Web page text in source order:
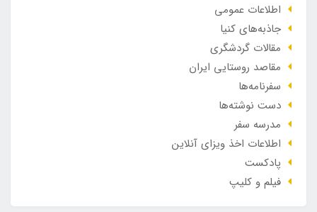
اطلاعات عمومی
جاذبه‌های کنیا
مقالات گردشگری
مقاصد روستایی ایران
سفرنامه‌ها
دست نوشته‌ها
مدرسه سفر
اطلاعات اخذ ویزای آنلاین
پادکست
فیلم و کلیپ